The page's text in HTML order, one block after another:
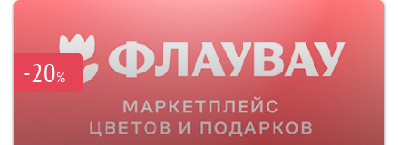
-20%